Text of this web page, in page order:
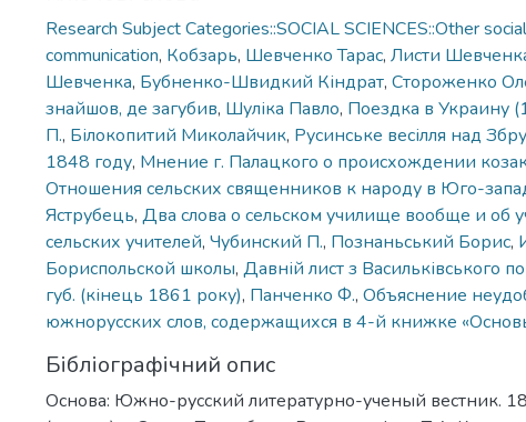
Research Subject Categories::SOCIAL SCIENCES::Other
communication, Кобзарь, Шевченко Тарас, Листи
Шевченка, Бубненко-Швидкий Кіндрат, Стороженко
знайшов, де загубив, Шуліка Павло, Поездка в Украину
П., Білокопитий Миколайчик, Русинське весілля над
1848 году, Мнение г. Палацкого о происхождении
Отношения сельских священников к народу в Юго-
Яструбець, Два слова о сельском училище вообще и об
сельских учителей, Чубинский П., Познаньський Борис,
Бориспольской школы, Давній лист з Васильківського
губ. (кінець 1861 року), Панченко Ф., Объяснение
южнорусских слов, содержащихся в 4-й книжке
Бібліографічний опис
Основа: Южно-русский литературно-ученый вестник.